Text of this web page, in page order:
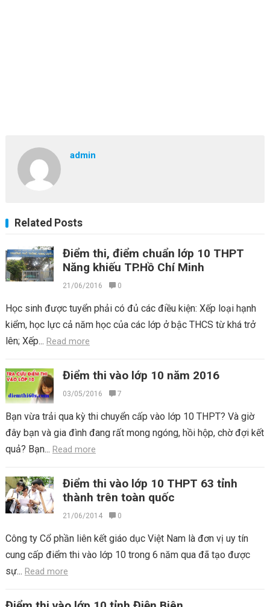
admin
Related Posts
Điểm thi, điểm chuẩn lớp 10 THPT
Năng khiếu TP.Hồ Chí Minh
21/06/2016 0
Học sinh được tuyển phải có đủ các điều kiện: Xếp loại hạnh
kiểm, học lực cả năm học của các lớp ở bậc THCS từ khá trở
lên; Xếp... Read more
Điểm thi vào lớp 10 năm 2016
03/05/2016 7
Bạn vừa trải qua kỳ thi chuyển cấp vào lớp 10 THPT? Và giờ
đây bạn và gia đình đang rất mong ngóng, hồi hộp, chờ đợi kết
quả? Bạn... Read more
Điểm thi vào lớp 10 THPT 63 tỉnh
thành trên toàn quốc
21/06/2014 0
Công ty Cổ phần liên kết giáo dục Việt Nam là đơn vị uy tín
cung cấp điểm thi vào lớp 10 trong 6 năm qua đã tạo được
sự... Read more